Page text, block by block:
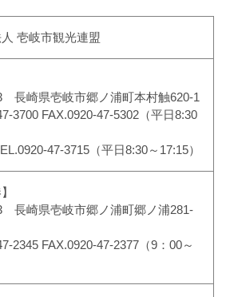
壱岐市観光連盟
長崎県壱岐市郷ノ浦町本村触620-1
3700 FAX.0920-47-5302（平日8:30
47-3715（平日8:30～17:15）
長崎県壱岐市郷ノ浦町郷ノ浦281-
2345 FAX.0920-47-2377（9：00～